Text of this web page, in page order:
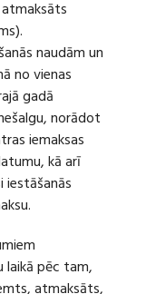
naudām un
no vienas
gadā
norādot
iemaksas
kā arī
iestāšanās
laikā pēc tam,
atmaksāts,